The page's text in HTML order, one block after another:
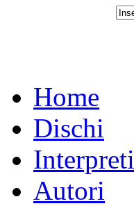
Home
Dischi
Interpreti
Autori